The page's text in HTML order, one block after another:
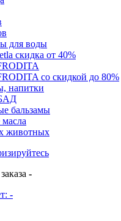
для воды
скидка от 40%
со скидкой до 80%
напитки
бальзамы
животных
-
-